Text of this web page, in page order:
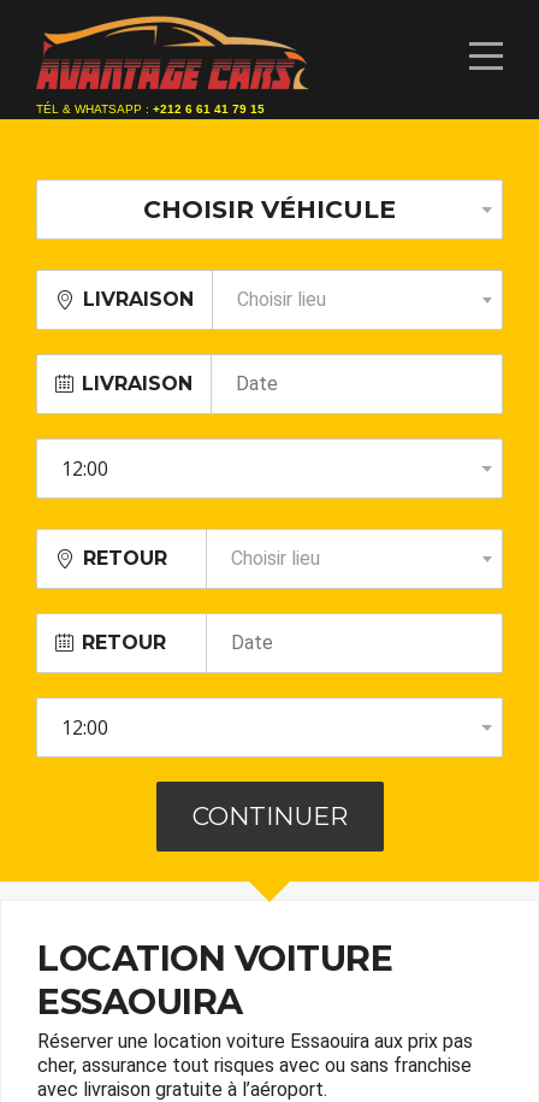
TÉL & WHATSAPP : +212 6 61 41 79 15
CHOISIR VÉHICULE
LIVRAISON Choisir lieu
LIVRAISON
RETOUR Choisir lieu
RETOUR
LOCATION VOITURE
ESSAOUIRA
Réserver une location voiture Essaouira aux prix pas
cher, assurance tout risques avec ou sans franchise
avec livraison gratuite à l’aéroport.